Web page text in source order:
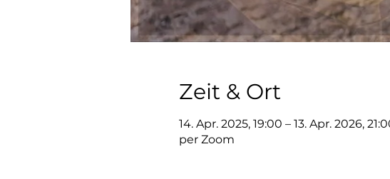
Zeit & Ort
14. Apr. 2025, 19:00 – 13. Apr. 2026,
per Zoom